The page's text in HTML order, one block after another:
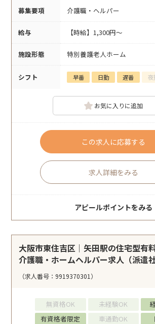
募集要項 介護職・ヘルパー
給与 【時給】1,300円～
施設形態 特別養護老人ホーム
シフト 早番 日勤 遅番 夜
お気に入りに追加
この求人に応募する
求人詳細をみる
アピールポイントをみる
大阪市東住吉区｜矢田駅の住宅型有
介護職・ホームヘルパー求人（派遣社
（求人番号：9919370301）
無資格OK 未経験OK
有資格者限定
車通勤OK